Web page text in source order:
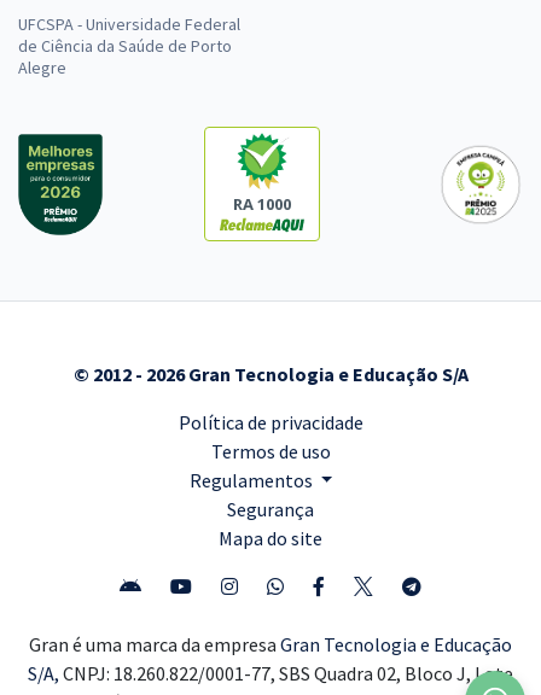
UFCSPA - Universidade Federal
de Ciência da Saúde de Porto
Alegre
RA 1000
© 2012 - 2026 Gran Tecnologia e Educação S/A
Política de privacidade
Termos de uso
Regulamentos
Segurança
Mapa do site
Gran é uma marca da empresa Gran Tecnologia e Educação
S/A, CNPJ: 18.260.822/0001-77, SBS Quadra 02, Bloco J, Lote